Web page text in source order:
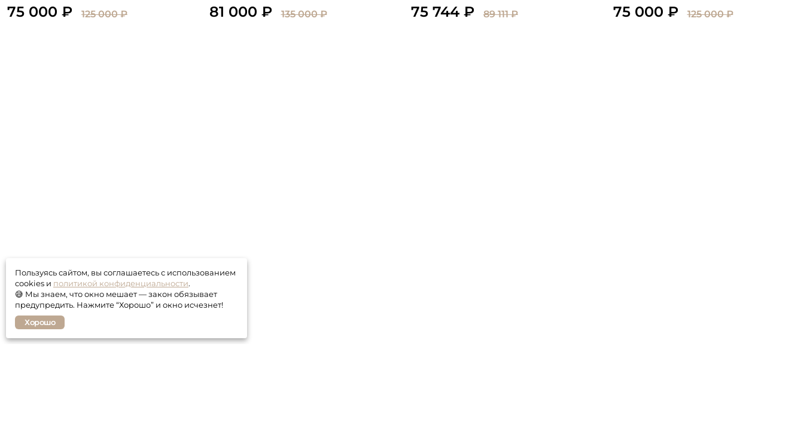
75 000 ₽ 125 000 ₽ 81 000 ₽ 135 000 ₽ 75 744 ₽ 89 111 ₽ 75 000 ₽ 125 000 ₽
Пользуясь сайтом, вы соглашаетесь с использованием
cookies и политикой конфиденциальности.
😅 Мы знаем, что окно мешает — закон обязывает
предупредить. Нажмите “Хорошо” и окно исчезнет!
Хорошо